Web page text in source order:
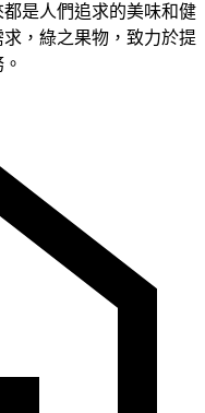
是人們追求的美味和健
，綠之果物，致力於提